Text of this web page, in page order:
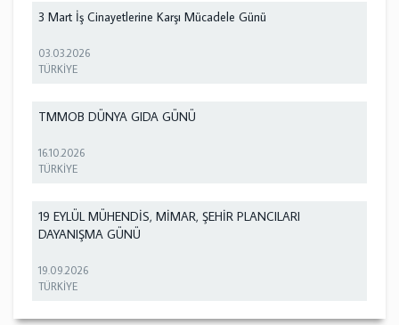
3 Mart İş Cinayetlerine Karşı Mücadele Günü
03.03.2026
TÜRKİYE
TMMOB DÜNYA GIDA GÜNÜ
16.10.2026
TÜRKİYE
19 EYLÜL MÜHENDİS, MİMAR, ŞEHİR PLANCILARI
DAYANIŞMA GÜNÜ
19.09.2026
TÜRKİYE